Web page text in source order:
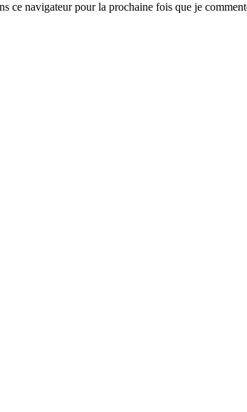
ce navigateur pour la prochaine fois que je